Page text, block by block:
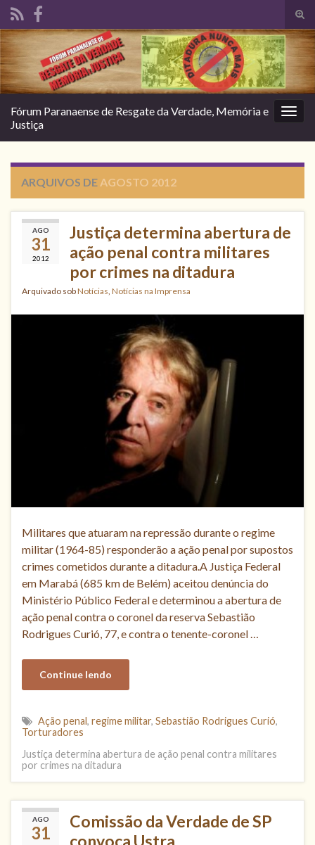
de
Search for:
Fórum Paranaense de Resgate da Verdade, Memória e
Justiça
ARQUIVOS DE AGOSTO 2012
AGO
31
2012
Justiça determina abertura de
ação penal contra militares
por crimes na ditadura
Arquivado sobNotícias Notícias na Imprensa
Militares que atuaram na repressão durante o regime
militar (1964-85) responderão a ação penal por supostos
crimes cometidos durante a ditadura.A Justiça Federal
em Marabá (685 km de Belém) aceitou denúncia do
Ministério Público Federal e determinou a abertura de
ação penal contra o coronel da reserva Sebastião
Rodrigues Curió, 77, e contra o tenente-coronel …
Continue lendo
Ação penal , regime militar, Sebastião Rodrigues Curió,
Torturadores
Justiça determina abertura de ação penal contra militares
por crimes na ditadura
AGO
31
Comissão da Verdade de SP